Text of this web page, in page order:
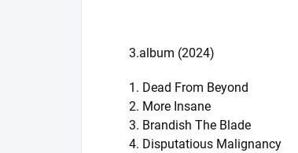
3.album (2024)
1. Dead From Beyond
2. More Insane
3. Brandish The Blade
4. Disputatious Malignancy